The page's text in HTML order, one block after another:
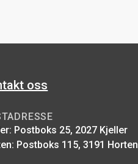
oss
Postboks 25, 2027 Kjeller
Postboks 115, 3191 Horten